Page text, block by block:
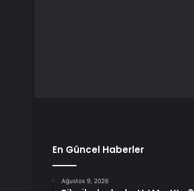
En Güncel Haberler
Ağustos 9, 2026